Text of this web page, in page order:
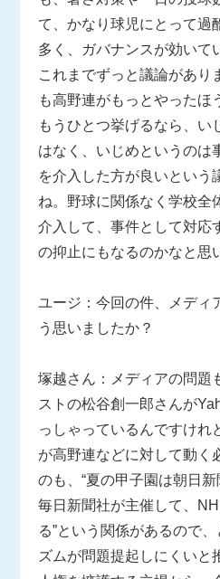
て、かなり球児にとって過
多く、ガバナンスが効いて
これまでずっと議論があり
も高野連がもっとやったほ
もうひとつ挙げるなら、い
はなく、いじめというのは
を介入した方が良いという
ね。野球に関係なく学校全
介入して、事件として対応
の抑止にもなるのかなと思
ユージ：今回の件、メディ
う思いましたか？
塚越さん：メディアの問題
ストの松谷創一郎さんが
っしゃっているんですけれ
が高野連などに対して動く
のも、“夏の甲子園は朝日
毎日新聞社が主催して、
る”という関係があるので
ズムが問題提起しにくいと